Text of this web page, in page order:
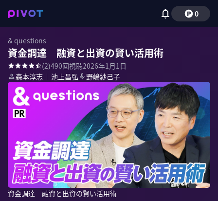
0
& questions
資金調達 融資と出資の賢い活用術
(2)490回視聴2026年1月1日
森本淳志 ｜ 池上昌弘 野嶋紗己子
資金調達　融資と出資の賢い活用術